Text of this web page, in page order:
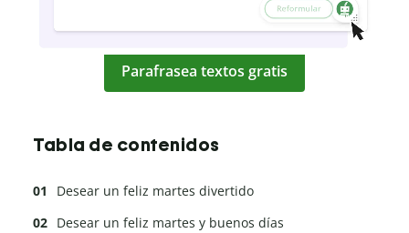
Parafrasea textos gratis
Tabla de contenidos
Desear un feliz martes divertido
Desear un feliz martes y buenos días